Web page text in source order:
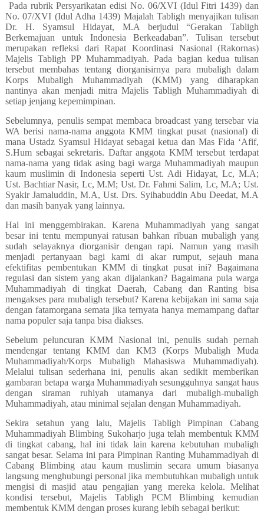
Pada rubrik Persyarikatan edisi No. 06/XVI (Idul Fitri 1439) dan
No. 07/XVI (Idul Adha 1439) Majalah Tabligh menyajikan tulisan
Dr. H. Syamsul Hidayat, M.A berjudul “Gerakan Tabligh
Berkemajuan untuk Indonesia Berkeadaban”. Tulisan tersebut
merupakan refleksi dari Rapat Koordinasi Nasional (Rakornas)
Majelis Tabligh PP Muhammadiyah. Pada bagian kedua tulisan
tersebut membahas tentang diorganisirnya para mubaligh dalam
Korps Mubaligh Muhammadiyah (KMM) yang diharapkan
nantinya akan menjadi mitra Majelis Tabligh Muhammadiyah di
setiap jenjang kepemimpinan.
Sebelumnya, penulis sempat membaca broadcast yang tersebar via
WA berisi nama-nama anggota KMM tingkat pusat (nasional) di
mana Ustadz Syamsul Hidayat sebagai ketua dan Mas Fida ‘Afif,
S.Hum sebagai sekretaris. Daftar anggota KMM tersebut terdapat
nama-nama yang tidak asing bagi warga Muhammadiyah maupun
kaum muslimin di Indonesia seperti Ust. Adi Hidayat, Lc, M.A;
Ust. Bachtiar Nasir, Lc, M.M; Ust. Dr. Fahmi Salim, Lc, M.A; Ust.
Syakir Jamaluddin, M.A, Ust. Drs. Syihabuddin Abu Deedat, M.A
dan masih banyak yang lainnya.
Hal ini menggembirakan. Karena Muhammadiyah yang sangat
besar ini tentu mempunyai ratusan bahkan ribuan mubaligh yang
sudah selayaknya diorganisir dengan rapi. Namun yang masih
menjadi pertanyaan bagi kami di akar rumput, sejauh mana
efektifitas pembentukan KMM di tingkat pusat ini? Bagaimana
regulasi dan sistem yang akan dijalankan? Bagaimana pula warga
Muhammadiyah di tingkat Daerah, Cabang dan Ranting bisa
mengakses para mubaligh tersebut? Karena kebijakan ini sama saja
dengan fatamorgana semata jika ternyata hanya memampang daftar
nama populer saja tanpa bisa diakses.
Sebelum peluncuran KMM Nasional ini, penulis sudah pernah
mendengar tentang KMM dan KM3 (Korps Mubaligh Muda
Muhammadiyah/Korps Mubaligh Mahasiswa Muhammadiyah).
Melalui tulisan sederhana ini, penulis akan sedikit memberikan
gambaran betapa warga Muhammadiyah sesungguhnya sangat haus
dengan siraman ruhiyah utamanya dari mubaligh-mubaligh
Muhammadiyah, atau minimal sejalan dengan Muhammadiyah.
Sekira setahun yang lalu, Majelis Tabligh Pimpinan Cabang
Muhammadiyah Blimbing Sukoharjo juga telah membentuk KMM
di tingkat cabang, hal ini tidak lain karena kebutuhan mubaligh
sangat besar. Selama ini para Pimpinan Ranting Muhammadiyah di
Cabang Blimbing atau kaum muslimin secara umum biasanya
langsung menghubungi personal jika membutuhkan mubaligh untuk
mengisi di masjid atau pengajian yang mereka kelola. Melihat
kondisi tersebut, Majelis Tabligh PCM Blimbing kemudian
membentuk KMM dengan proses kurang lebih sebagai berikut: